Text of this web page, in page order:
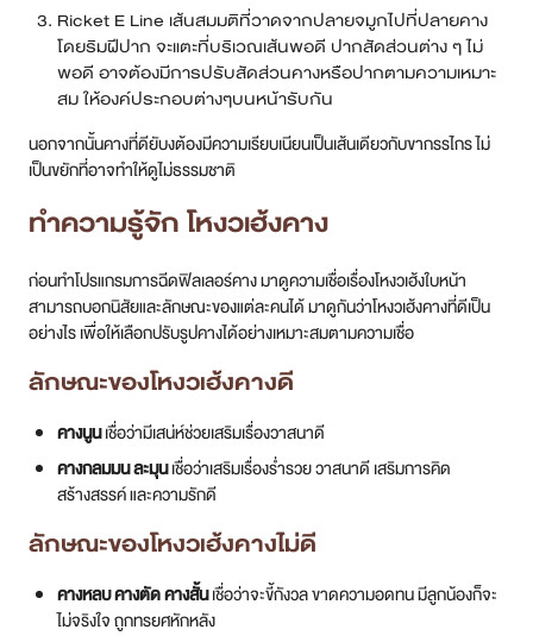
Ricket E Line เส้นสมมติที่วาดจากปลายจมูกไปที่ปลายคาง
โดยริมฝีปาก จะแตะที่บริเวณเส้นพอดี ปากสัดส่วนต่าง ๆ ไม่
พอดี อาจต้องมีการปรับสัดส่วนคางหรือปากตามความเหมาะ
สม ให้องค์ประกอบต่างๆบนหน้ารับกัน
นอกจากนั้นคางที่ดียับงต้องมีความเรียบเนียนเป็นเส้นเดียวกับขากรรไกร ไม่
เป็นขยักที่อาจทำให้ดูไม่ธรรมชาติ
ทำความรู้จัก โหงวเฮ้งคาง
ก่อนทำโปรแกรมการฉีดฟิลเลอร์คาง มาดูความเชื่อเรื่องโหงวเฮ้งใบหน้า
สามารถบอกนิสัยและลักษณะของแต่ละคนได้ มาดูกันว่าโหงวเฮ้งคางที่ดีเป็น
อย่างไร เพื่อให้เลือกปรับรูปคางได้อย่างเหมาะสมตามความเชื่อ
ลักษณะของโหงวเฮ้งคางดี
คางนูนเชื่อว่ามีเสน่ห์ช่วยเสริมเรื่องวาสนาดี
คางกลมมน ละมุนเชื่อว่าเสริมเรื่องร่ำรวย วาสนาดี เสริมการคิด
สร้างสรรค์ และความรักดี
ลักษณะของโหงวเฮ้งคางไม่ดี
คางหลบ คางตัด คางสั้นเชื่อว่าจะขี้กังวล ขาดความอดทน มีลูกน้องก็จะ
ไม่จริงใจ ถูกทรยศหักหลัง